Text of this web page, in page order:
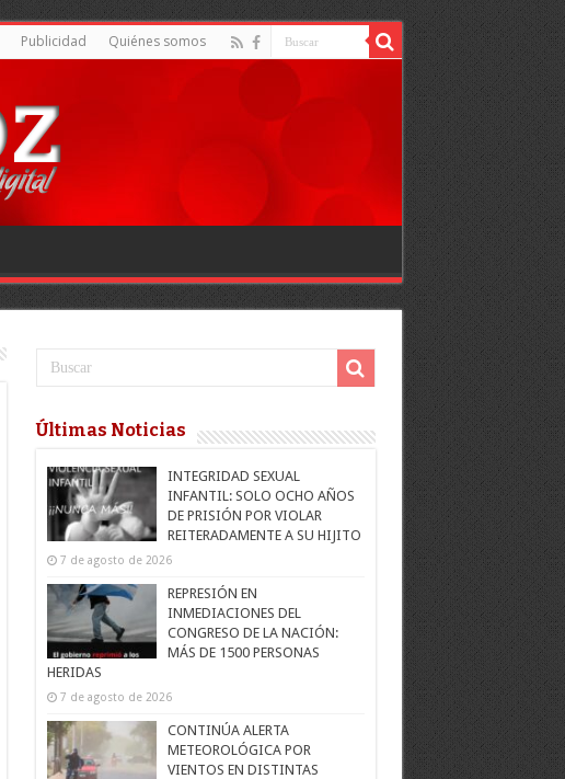
Publicidad Quiénes somos
Últimas Noticias
INTEGRIDAD SEXUAL
INFANTIL: SOLO OCHO AÑOS
DE PRISIÓN POR VIOLAR
REITERADAMENTE A SU HIJITO
7 de agosto de 2026
REPRESIÓN EN
INMEDIACIONES DEL
CONGRESO DE LA NACIÓN:
MÁS DE 1500 PERSONAS
HERIDAS
7 de agosto de 2026
CONTINÚA ALERTA
METEOROLÓGICA POR
VIENTOS EN DISTINTAS